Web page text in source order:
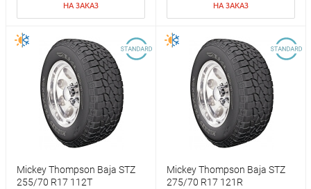
НА ЗАКАЗ НА ЗАКАЗ
Mickey Thompson Baja STZ
255/70 R17 112T
Mickey Thompson Baja STZ
275/70 R17 121R